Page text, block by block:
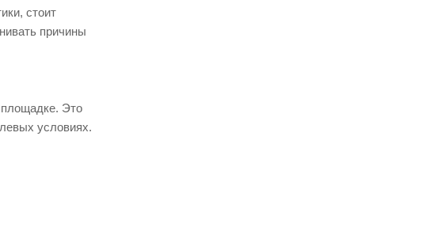
стоит
причины
площадке. Это
условиях.